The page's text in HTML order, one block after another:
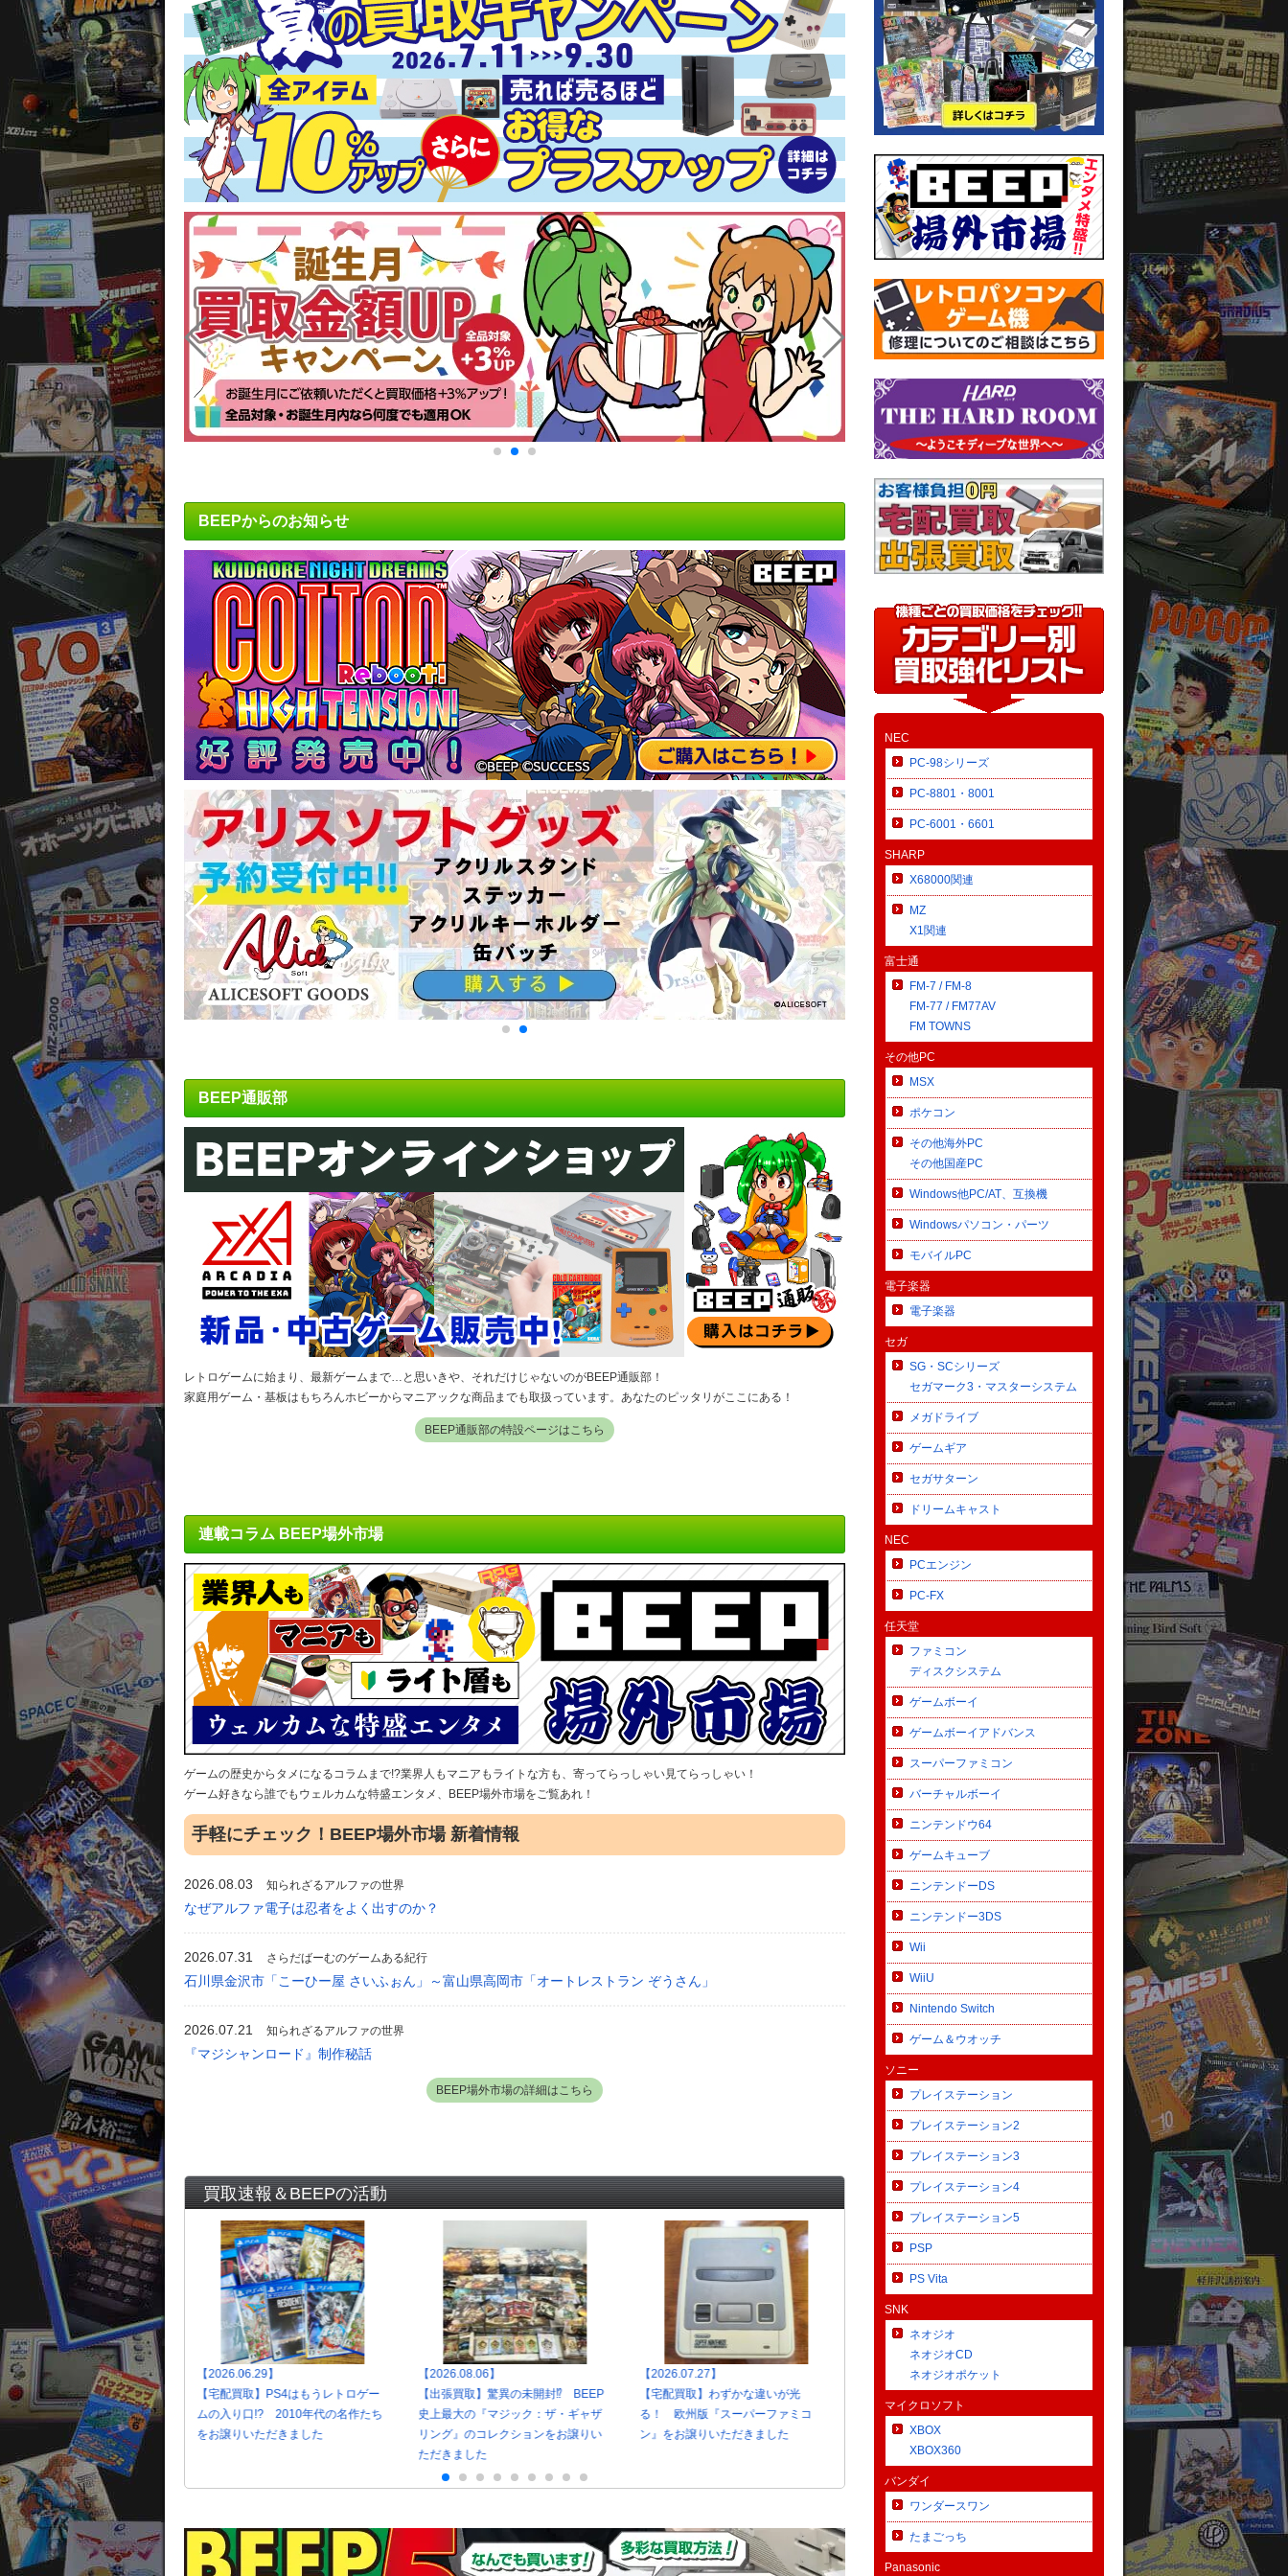
BEEPからのお知らせ
BEEP通販部
レトロゲームに始まり、最新ゲームまで…と思いきや、それだけじゃないのがBEEP通販部！
家庭用ゲーム・基板はもちろんホビーからマニアックな商品までも取扱っています。あなたのピッタリがここにある！
BEEP通販部の特設ページはこちら
連載コラム BEEP場外市場
ゲームの歴史からタメになるコラムまで!?業界人もマニアもライトな方も、寄ってらっしゃい見てらっしゃい！
ゲーム好きなら誰でもウェルカムな特盛エンタメ、BEEP場外市場をご覧あれ！
手軽にチェック！BEEP場外市場 新着情報
2026.08.03 知られざるアルファの世界
なぜアルファ電子は忍者をよく出すのか？
2026.07.31 さらだばーむのゲームある紀行
石川県金沢市「こーひー屋 さいふぉん」～富山県高岡市「オートレストラン ぞうさん」
2026.07.21 知られざるアルファの世界
『マジシャンロード』制作秘話
BEEP場外市場の詳細はこちら
買取速報＆BEEPの活動
】
買取】黄金時代のPC環境が蘇
Win95』を始めとしたレトロ
フトをお譲りいただきました
【2026.06.29】
【宅配買取】PS4はもうレトロゲー
ムの入り口!? 2010年代の名作たち
をお譲りいただきました
【2026.08.06】
【出張買取】驚異の未開封⁉ BEEP
史上最大の『マジック：ザ・ギャザ
リング』のコレクションをお譲りい
ただきました
【2026.07.27】
【宅配買取】わずかな違いが光
る！ 欧州版『スーパーファミコ
ン』をお譲りいただきました
【2026.07.23】
【宅配買取】90年代マルチメディア
の異色作！ PC-9821版『EMIT（エ
ミット）』全3巻セットをお譲りいた
だきました
【2026.07.20】
【宅配買取】人気IP勢ぞろい！
『ゲームボーイ』名作ソフトのコレ
クションをお譲りいただきました
NEC
PC-98シリーズ
PC-8801・8001
PC-6001・6601
SHARP
X68000関連
MZ
X1関連
富士通
FM-7 / FM-8
FM-77 / FM77AV
FM TOWNS
その他PC
MSX
ポケコン
その他海外PC
その他国産PC
Windows他PC/AT、互換機
Windowsパソコン・パーツ
モバイルPC
電子楽器
電子楽器
セガ
SG・SCシリーズ
セガマーク3・マスターシステム
メガドライブ
ゲームギア
セガサターン
ドリームキャスト
NEC
PCエンジン
PC-FX
任天堂
ファミコン
ディスクシステム
ゲームボーイ
ゲームボーイアドバンス
スーパーファミコン
バーチャルボーイ
ニンテンドウ64
ゲームキューブ
ニンテンドーDS
ニンテンドー3DS
Wii
WiiU
Nintendo Switch
ゲーム＆ウオッチ
ソニー
プレイステーション
プレイステーション2
プレイステーション3
プレイステーション4
プレイステーション5
PSP
PS Vita
SNK
ネオジオ
ネオジオCD
ネオジオポケット
マイクロソフト
XBOX
XBOX360
バンダイ
ワンダースワン
たまごっち
Panasonic